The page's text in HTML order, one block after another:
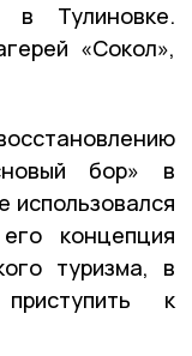
Тулиновке.
«Сокол»,
бор» в
использовался
концепция
туризма, в
к